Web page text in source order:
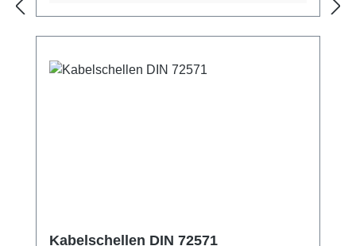
Kabelschellen DIN 72571